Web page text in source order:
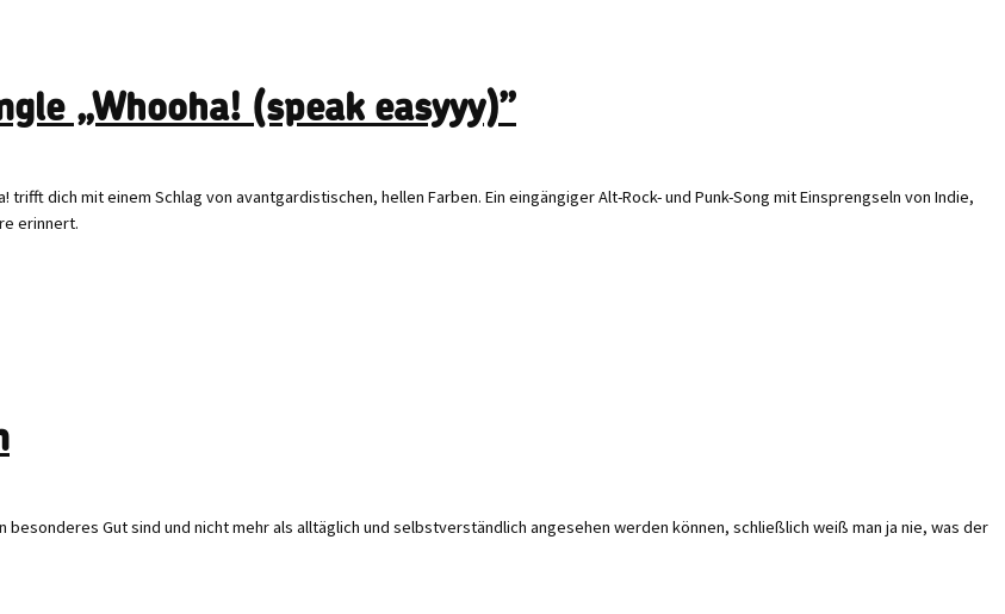
„Whooha! (speak easyyy)”
trifft dich mit einem Schlag von avantgardistischen, hellen Farben. Ein eingängiger Alt-Rock- und Punk-Song mit Einsprengseln von Indie,
erinnert.
besonderes Gut sind und nicht mehr als alltäglich und selbstverständlich angesehen werden können, schließlich weiß man ja nie, was der